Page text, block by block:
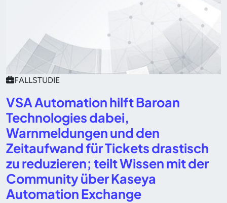
FALLSTUDIE
VSA Automation hilft Baroan
Technologies dabei,
Warnmeldungen und den
Zeitaufwand für Tickets drastisch
zu reduzieren; teilt Wissen mit der
Community über Kaseya
Automation Exchange